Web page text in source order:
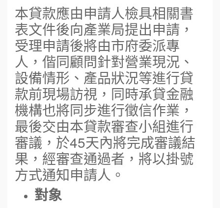
本貸款應由申請人檢具相關書
表文件後向產業局提出申請，
受理申請後將由市府委派專
人，偕同顧問針對營業現況、
設備情形、產品狀況等進行貸
款前現場訪視，同時承貸金融
機構也將同步進行徵信作業，
最後交由本貸款審查小組進行
審議，於45天內將完成審議結
果，經審查通過者，將以掛號
方式通知申請人。
對象